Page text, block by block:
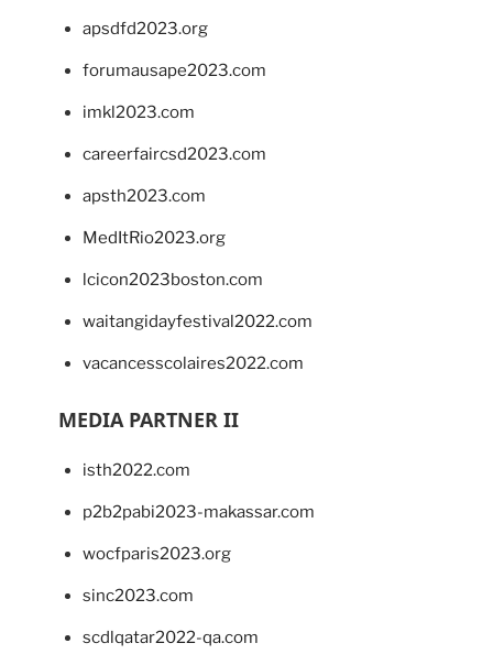
apsdfd2023.org
forumausape2023.com
imkl2023.com
careerfaircsd2023.com
apsth2023.com
MedItRio2023.org
lcicon2023boston.com
waitangidayfestival2022.com
vacancesscolaires2022.com
MEDIA PARTNER II
isth2022.com
p2b2pabi2023-makassar.com
wocfparis2023.org
sinc2023.com
scdlqatar2022-qa.com